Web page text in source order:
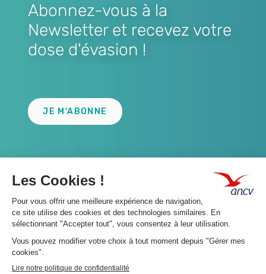
Abonnez-vous à la
Newsletter et recevez votre
dose d'évasion !
JE M'ABONNE
A propos 👇